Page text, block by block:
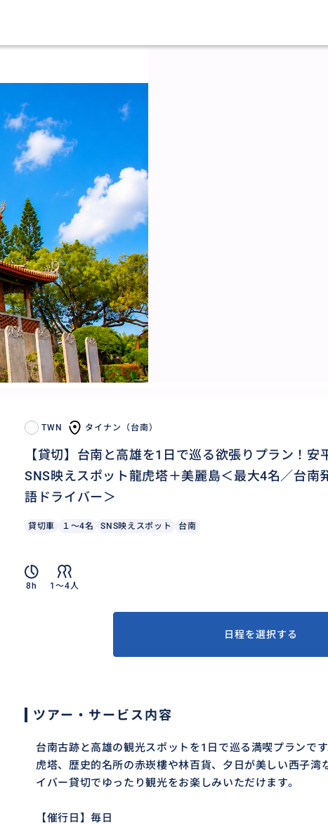
TWN タイナン（台南）
【貸切】台南と高雄を1日で巡る欲張りプラン！
SNS映えスポット龍虎塔＋美麗島＜最大4名／台南
語ドライバー＞
貸切車 １～4名 SNS映えスポット 台南
8h 1〜4人
日程を選択する
ツアー・サービス内容
台南古跡と高雄の観光スポットを1日で巡る満喫プランで
虎塔、歴史的名所の赤崁樓や林百貨、夕日が美しい西子湾
イバー貸切でゆったり観光をお楽しみいただけます。
【催行日】毎日